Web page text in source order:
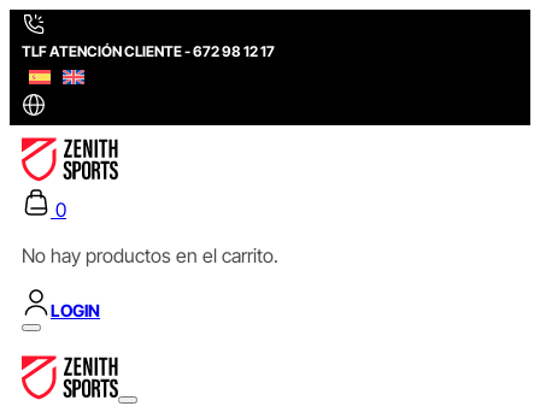
TLF ATENCIÓN CLIENTE - 672 98 12 17
0
No hay productos en el carrito.
LOGIN